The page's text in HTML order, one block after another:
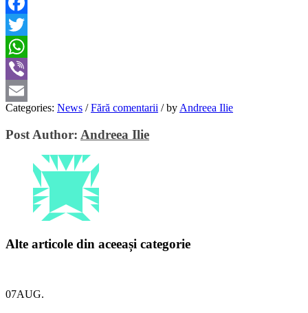
Facebook
Twitter
WhatsApp
Viber
Email
Categories: News / Fără comentarii /by Andreea Ilie
Post Author: Andreea Ilie
Alte articole din aceeași categorie
07AUG.